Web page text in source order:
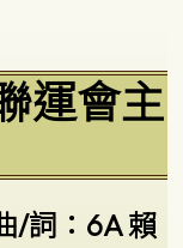
運會主
/詞：6A 賴